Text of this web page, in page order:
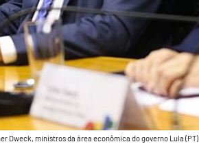
Dweck, ministros da área econômica do governo Lula (PT)